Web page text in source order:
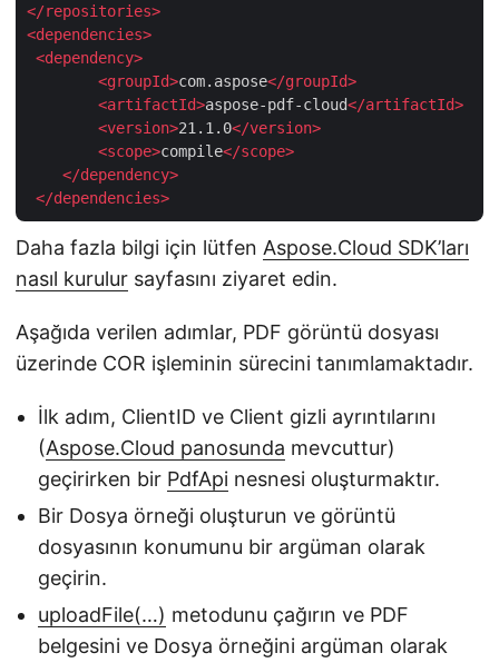
</repositories>
<dependencies>
<dependency>
<groupId>com.aspose</groupId>
<artifactId>aspose-pdf-cloud</artifactId>
<version>21.1.0</version>
<scope>compile</scope>
</dependency>
</dependencies>
Daha fazla bilgi için lütfen Aspose.Cloud SDK’ları
nasıl kurulur sayfasını ziyaret edin.
Aşağıda verilen adımlar, PDF görüntü dosyası
üzerinde COR işleminin sürecini tanımlamaktadır.
İlk adım, ClientID ve Client gizli ayrıntılarını
(Aspose.Cloud panosunda mevcuttur)
geçirirken bir PdfApi nesnesi oluşturmaktır.
Bir Dosya örneği oluşturun ve görüntü
dosyasının konumunu bir argüman olarak
geçirin.
uploadFile(…) metodunu çağırın ve PDF
belgesini ve Dosya örneğini argüman olarak